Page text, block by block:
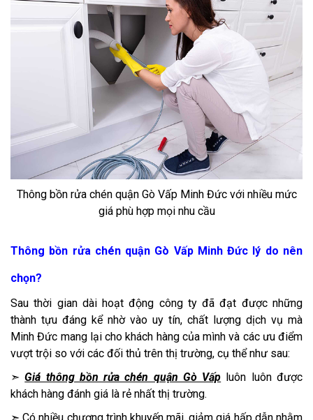
Thông bồn rửa chén quận Gò Vấp Minh Đức với nhiều mức
giá phù hợp mọi nhu cầu
Thông bồn rửa chén quận Gò Vấp Minh Đức lý do nên
chọn?
Sau thời gian dài hoạt động công ty đã đạt được những
thành tựu đáng kể nhờ vào uy tín, chất lượng dịch vụ mà
Minh Đức mang lại cho khách hàng của mình và các ưu điểm
vượt trội so với các đối thủ trên thị trường, cụ thể như sau:
➣Giá thông bồn rửa chén quận Gò Vấp luôn luôn được
khách hàng đánh giá là rẻ nhất thị trường.